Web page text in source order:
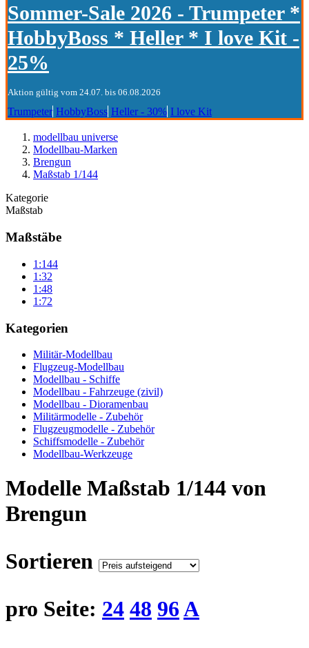
Sommer-Sale 2026 - Trumpeter *
HobbyBoss * Heller * I love Kit -
25%
Aktion gültig vom 24.07. bis 06.08.2026
Trumpeter HobbyBoss Heller - 30% I love Kit
modellbau universe
Modellbau-Marken
Brengun
Maßstab 1/144
Kategorie
Maßstab
Maßstäbe
1:144
1:32
1:48
1:72
Kategorien
Militär-Modellbau
Flugzeug-Modellbau
Modellbau - Schiffe
Modellbau - Fahrzeuge (zivil)
Modellbau - Dioramenbau
Militärmodelle - Zubehör
Flugzeugmodelle - Zubehör
Schiffsmodelle - Zubehör
Modellbau-Werkzeuge
Modelle Maßstab 1/144 von
Brengun
Sortieren
pro Seite: 24 48 96A